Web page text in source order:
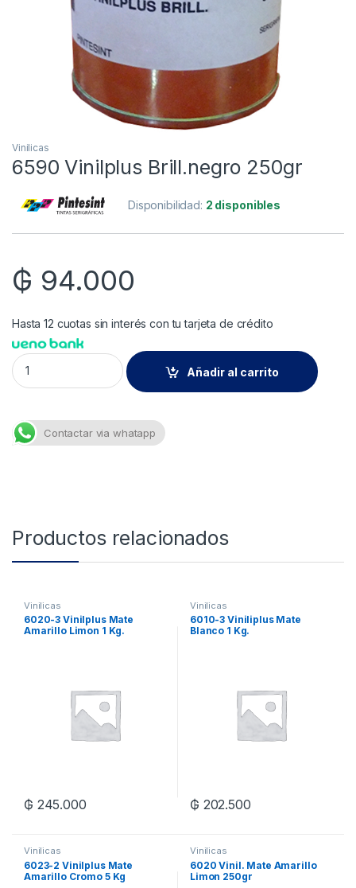
Vinilicas
6590 Vinilplus Brill.negro 250gr
Disponibilidad: 2 disponibles
₲ 94.000
Hasta 12 cuotas sin interés con tu tarjeta de crédito
6590 Vinilplus Brill.negro 250gr quantity
Añadir al carrito
Contactar via whatapp
Productos relacionados
Vinilicas
6020-3 Vinilplus Mate
Amarillo Limon 1 Kg.
₲ 245.000
Vinilicas
6010-3 Viniliplus Mate
Blanco 1 Kg.
₲ 202.500
Vinilicas
6023-2 Vinilplus Mate
Amarillo Cromo 5 Kg
Vinilicas
6020 Vinil. Mate Amarillo
Limon 250gr